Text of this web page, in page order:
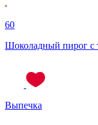
60
Шоколадный пирог с
Выпечка